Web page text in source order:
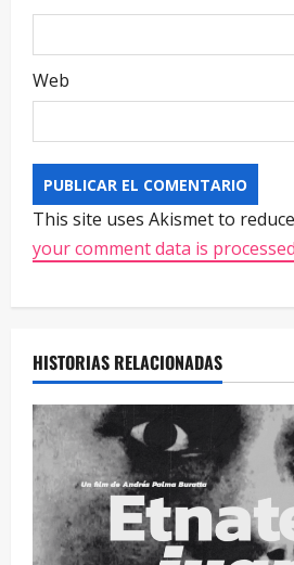
Web
This site uses Akismet to
your comment data is
HISTORIAS RELACIONADAS